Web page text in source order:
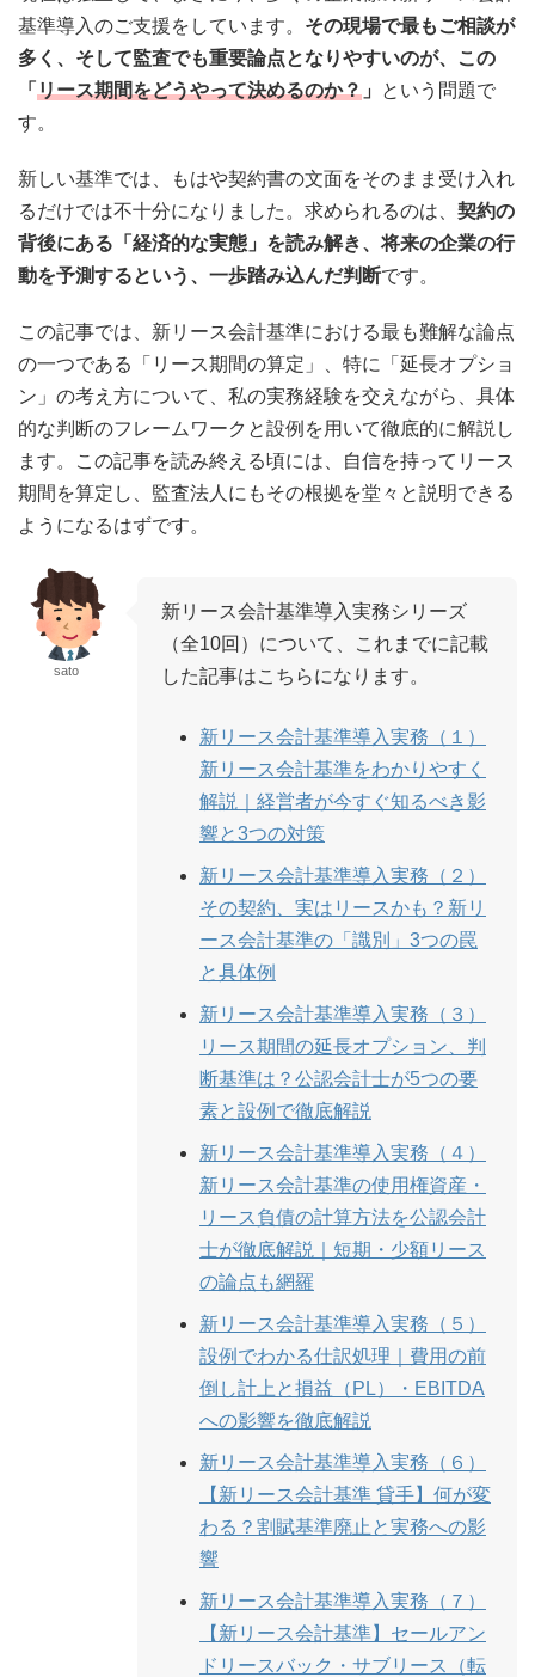
基準導入のご支援をしています。 その現場で最もご相談が
多く、そして監査でも重要論点となりやすいのが、この
「 リース期間をどうやって決めるのか？ 」
という問題で
す。
新しい基準では、もはや契約書の文面をそのまま受け入れ
るだけでは不十分になりました。求められるのは、 契約の
背後にある「経済的な実態」を読み解き、将来の企業の行
動を予測するという、一歩踏み込んだ判断です。
この記事では、新リース会計基準における最も難解な論点
の一つである「リース期間の算定」、特に「延長オプショ
ン」の考え方について、私の実務経験を交えながら、具体
的な判断のフレームワークと設例を用いて徹底的に解説し
ます。この記事を読み終える頃には、自信を持ってリース
期間を算定し、監査法人にもその根拠を堂々と説明できる
ようになるはずです。
sato
新リース会計基準導入実務シリーズ
（全10回）について、これまでに記載
した記事はこちらになります。
新リース会計基準導入実務（１）
新リース会計基準をわかりやすく
解説｜経営者が今すぐ知るべき影
響と3つの対策
新リース会計基準導入実務（２）
その契約、実はリースかも？新リ
ース会計基準の「識別」3つの罠
と具体例
新リース会計基準導入実務（３）
リース期間の延長オプション、判
断基準は？公認会計士が5つの要
素と設例で徹底解説
新リース会計基準導入実務（４）
新リース会計基準の使用権資産・
リース負債の計算方法を公認会計
士が徹底解説｜短期・少額リース
の論点も網羅
新リース会計基準導入実務（５）
設例でわかる仕訳処理｜費用の前
倒し計上と損益（PL）・EBITDA
への影響を徹底解説
新リース会計基準導入実務（６）
【新リース会計基準 貸手】何が変
わる？割賦基準廃止と実務への影
響
新リース会計基準導入実務（７）
【新リース会計基準】セールアン
ドリースバック・サブリース（転